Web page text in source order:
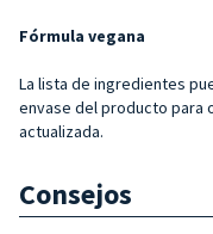
Fórmula vegana
La lista de ingredientes
envase del producto para
actualizada.
Consejos